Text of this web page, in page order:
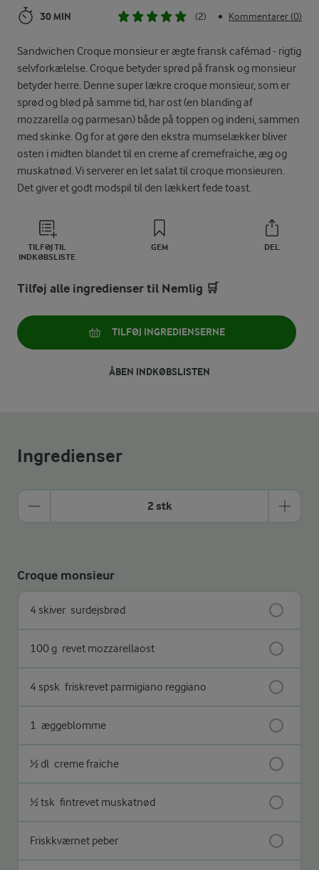
30 MIN (2) • Kommentarer (0)
Sandwichen Croque monsieur er ægte fransk cafémad - rigtig
selvforkælelse. Croque betyder sprød på fransk og monsieur
betyder herre. Denne super lækre croque monsieur, som er
sprød og blød på samme tid, har ost (en blanding af
mozzarella og parmesan) både på toppen og indeni, sammen
med skinke. Og for at gøre den ekstra mumselækker bliver
osten i midten blandet til en creme af cremefraiche, æg og
muskatnød. Vi serverer en let salat til croque monsieuren.
Det giver et godt modspil til den lækkert fede toast.
TILFØJ TIL
INDKØBSLISTE
GEM DEL
Tilføj alle ingredienser til Nemlig 🛒
TILFØJ INGREDIENSERNE
ÅBEN INDKØBSLISTEN
Ingredienser
2 stk
Croque monsieur
4 skiver surdejsbrød
100 g revet mozzarellaost
4 spsk friskrevet parmigiano reggiano
1 æggeblomme
½ dl creme fraiche
½ tsk fintrevet muskatnød
Friskkværnet peber